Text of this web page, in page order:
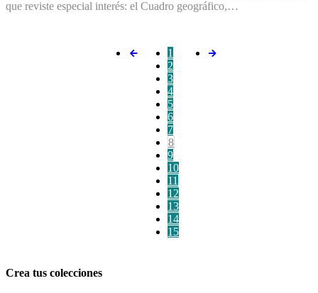
que reviste especial interés: el Cuadro geográfico,…
1
2
3
4
5
6
7
8
9
10
11
12
13
14
15
Crea tus colecciones